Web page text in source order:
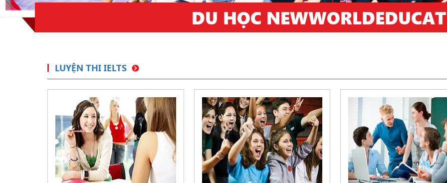
DU HỌC
LUYỆN THI IELTS